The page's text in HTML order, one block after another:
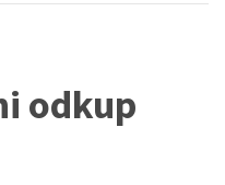
odkup